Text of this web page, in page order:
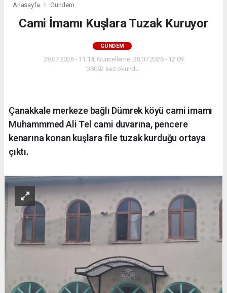
Anasayfa Gündem
Cami İmamı Kuşlara Tuzak Kuruyor
GÜNDEM
28.07.2026 - 11:14, Güncelleme: 28.07.2026 - 12:09
38092 kez okundu.
Çanakkale merkeze bağlı Dümrek köyü cami imamı
Muhammmed Ali Tel cami duvarına, pencere
kenarına konan kuşlara file tuzak kurduğu ortaya
çıktı.